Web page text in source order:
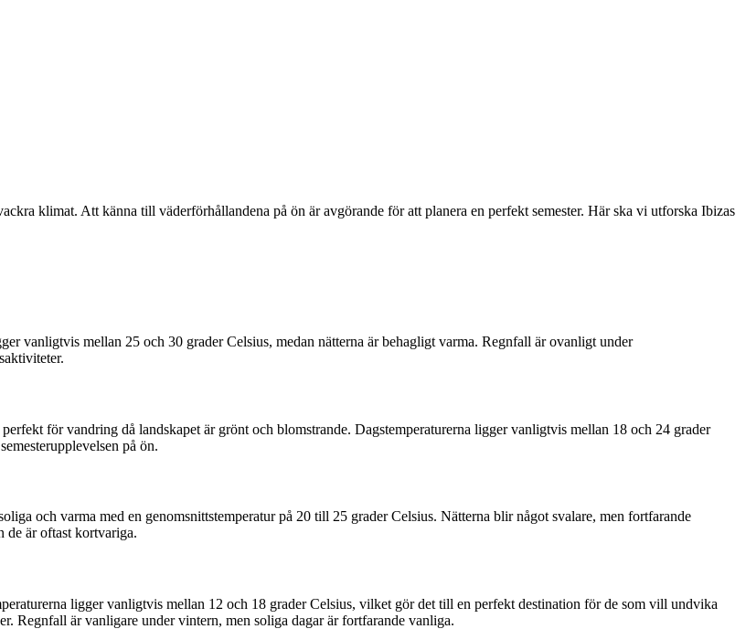
klimat. Att känna till väderförhållandena på ön är avgörande för att planera en perfekt semester. Här ska vi utforska Ibizas
vanligtvis mellan 25 och 30 grader Celsius, medan nätterna är behagligt varma. Regnfall är ovanligt under
för vandring då landskapet är grönt och blomstrande. Dagstemperaturerna ligger vanligtvis mellan 18 och 24 grader
på ön.
och varma med en genomsnittstemperatur på 20 till 25 grader Celsius. Nätterna blir något svalare, men fortfarande
de är oftast kortvariga.
ligger vanligtvis mellan 12 och 18 grader Celsius, vilket gör det till en perfekt destination för de som vill undvika
Regnfall är vanligare under vintern, men soliga dagar är fortfarande vanliga.